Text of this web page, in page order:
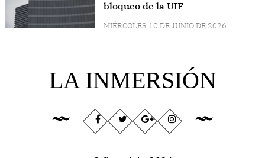
bloqueo de la UIF
MIÉRCOLES 10 DE JUNIO DE 2026
LA INMERSIÓN